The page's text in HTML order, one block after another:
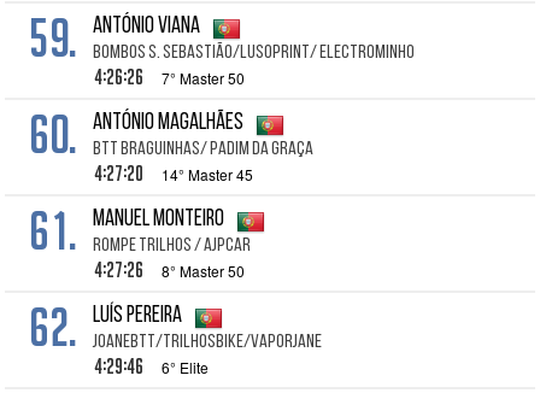
59. António Viana
Bombos S. Sebastião/LusoPrint/ ElectroMinho
4:26:26 7° Master 50
60. António Magalhães
BTT Braguinhas/ Padim da Graça
4:27:20 14° Master 45
61. Manuel Monteiro
Rompe Trilhos / Ajpcar
4:27:26 8° Master 50
62. Luís Pereira
JoaneBTT/TrilhosBike/Vaporjane
4:29:46 6° Elite